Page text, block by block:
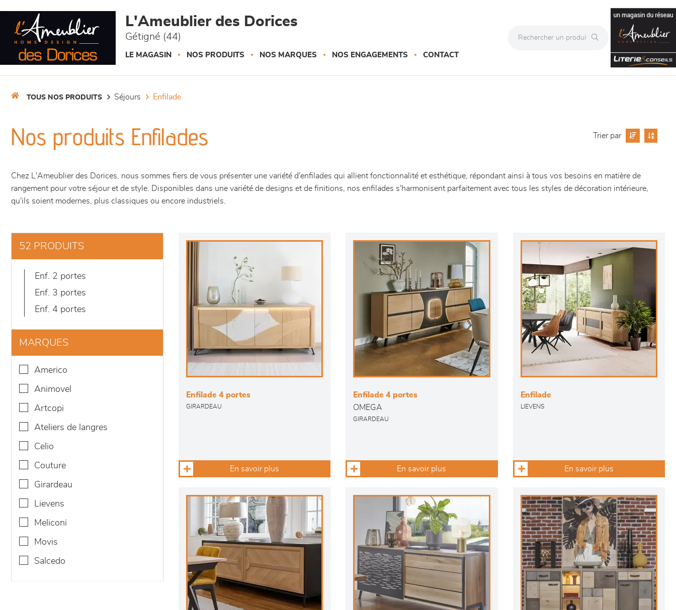
L'Ameublier des Dorices
Gétigné (44)
LE MAGASIN NOS PRODUITS NOS MARQUES NOS ENGAGEMENTS CONTACT
TOUS NOS PRODUITS séjours enfilade
Nos produits Enfilades Trier par
Chez L'Ameublier des Dorices, nous sommes fiers de vous présenter une variété d'enfilades qui allient fonctionnalité et esthétique, répondant ainsi à tous vos besoins en matière de
rangement pour votre séjour et de style. Disponibles dans une variété de designs et de finitions, nos enfilades s'harmonisent parfaitement avec tous les styles de décoration intérieure,
qu'ils soient modernes, plus classiques ou encore industriels.
52 PRODUITS
enf. 2 portes
enf. 3 portes
enf. 4 portes
MARQUES
americo
animovel
artcopi
ateliers de langres
celio
couture
girardeau
lievens
meliconi
movis
salcedo
Enfilade 4 portes
GIRARDEAU
En savoir plus
Enfilade 4 portes
OMEGA
GIRARDEAU
En savoir plus
Enfilade
LIEVENS
En savoir plus